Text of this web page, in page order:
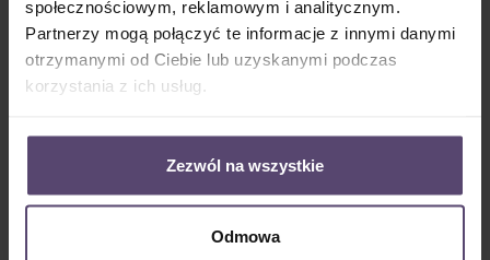
społecznościowym, reklamowym i analitycznym.
Partnerzy mogą połączyć te informacje z innymi danymi
otrzymanymi od Ciebie lub uzyskanymi podczas
korzystania z ich usług.
Zezwól na wszystkie
Odmowa
Numer produktu:5322427.2
Zakres dostawy:1 zestaw składający się z 4 uchwytów Slim